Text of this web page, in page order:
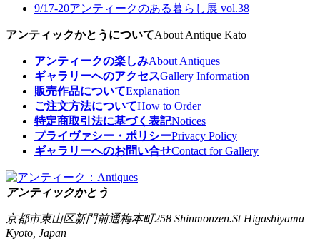
9/17-20アンティークのある暮らし展 vol.38
アンティックかとうについてAbout Antique Kato
アンティークの楽しみAbout Antiques
ギャラリーへのアクセスGallery Information
販売作品についてExplanation
ご注文方法についてHow to Order
特定商取引法に基づく表記Notices
プライヴァシー・ポリシーPrivacy Policy
ギャラリーへのお問い合せContact for Gallery
アンティックかとう
京都市東山区新門前通梅本町258 Shinmonzen.St Higashiyama
Kyoto, Japan